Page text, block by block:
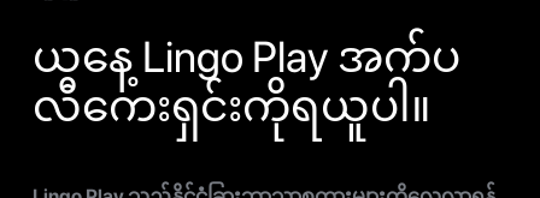
ယနေ့ Lingo Play အက်ပ
လီကေးရှင်းကိုရယူပါ။